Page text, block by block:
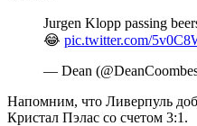
Jurgen Klopp passing
😂 pic.twitter.com/
— Dean
Напомним, что Ливерпуль
Кристал Пэлас со счетом 3:1.